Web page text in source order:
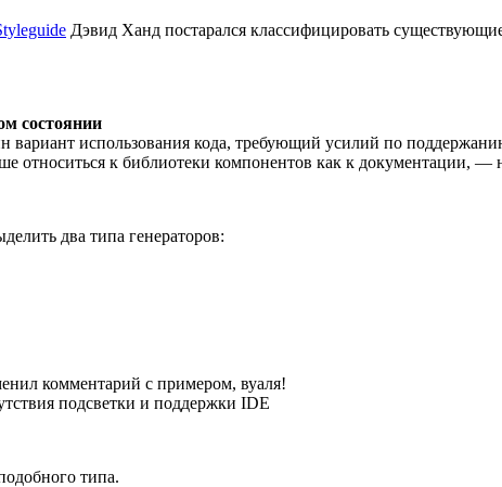
Дэвид Ханд постарался классифицировать
состоянии
использования кода, требующий усилий по
относиться к библиотеки компонентов как к документации, —
два типа генераторов:
комментарий с примером, вуаля!
подсветки и поддержки IDE
типа.